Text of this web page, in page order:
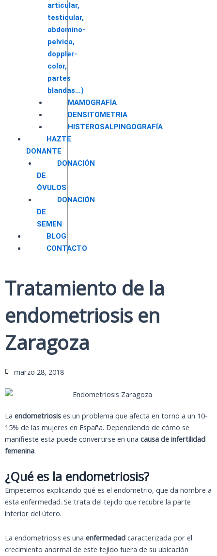
articular,
testicular,
abdomino-
pelvica,
doppler-
color,
partes
blandas…)
MAMOGRAFÍA
DENSITOMETRIA
HISTEROSALPINGOGRAFÍA
HAZTE
DONANTE
DONACIÓN
DE
ÓVULOS
DONACIÓN
DE
SEMEN
BLOG
CONTACTO
Tratamiento de la
endometriosis en
Zaragoza
marzo 28, 2018
La endometriosis es un problema que afecta en torno a un 10-
15% de las mujeres en España. Dependiendo de cómo se
manifieste esta puede convertirse en una causa de infertilidad
femenina.
¿Qué es la endometriosis?
Empecemos explicando qué es el endometrio, que da nombre a
esta enfermedad. Se trata del tejido que recubre la parte
interior del útero.
La endometriosis es una enfermedad caracterizada por el
crecimiento anormal de este tejido fuera de su ubicación